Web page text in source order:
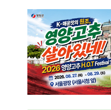
16:18
LH 사장, 주택공급
직, 정규직보다 더 많